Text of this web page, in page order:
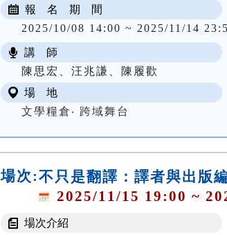
報 名 期 間
2025/10/08 14:00 ~ 2025/11/14
講 師
陳思宏、汪兆謙、陳履歡
場 地
文學糧倉‧ 跨域舞台
場次:不只是翻譯：譯者與出版
2025/11/15 19:00 ~
場次介紹